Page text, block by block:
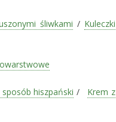
śliwkami / Kuleczki
hiszpański / Krem z